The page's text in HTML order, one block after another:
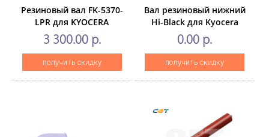
Резиновый вал FK-5370-
LPR для KYOCERA
ECOSYSPA3500cx/PA4000cx,
MA3500cifx/MA4000cifx/cix
(CET),CET221036
3 300.00 р.
получить скидку
Вал резиновый нижний
Hi-Black для Kyocera
TASKalfa180/181/220/221
0.00 р.
получить скидку